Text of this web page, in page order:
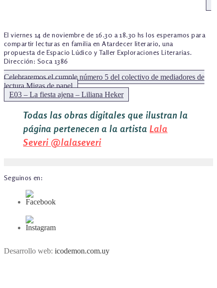
El viernes 14 de noviembre de 16.30 a 18.30 hs los esperamos para
compartir lecturas en familia en Atardecer literario, una
propuesta de Espacio Lúdico y Taller Exploraciones Literarias.
Dirección: Soca 1386
ENTRADAS
Celebraremos el cumple número 5 del colectivo de mediadores de
lectura Migas de papel
Siguiente:
E03 – La fiesta ajena – Liliana Heker
Todas las obras digitales que ilustran la
página pertenecen a la artista Lala
Severi @lalaseveri
Seguinos en:
Desarrollo web: icodemon.com.uy